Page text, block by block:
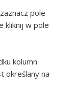
zaznacz pole
kliknij w pole
kolumn
określany na